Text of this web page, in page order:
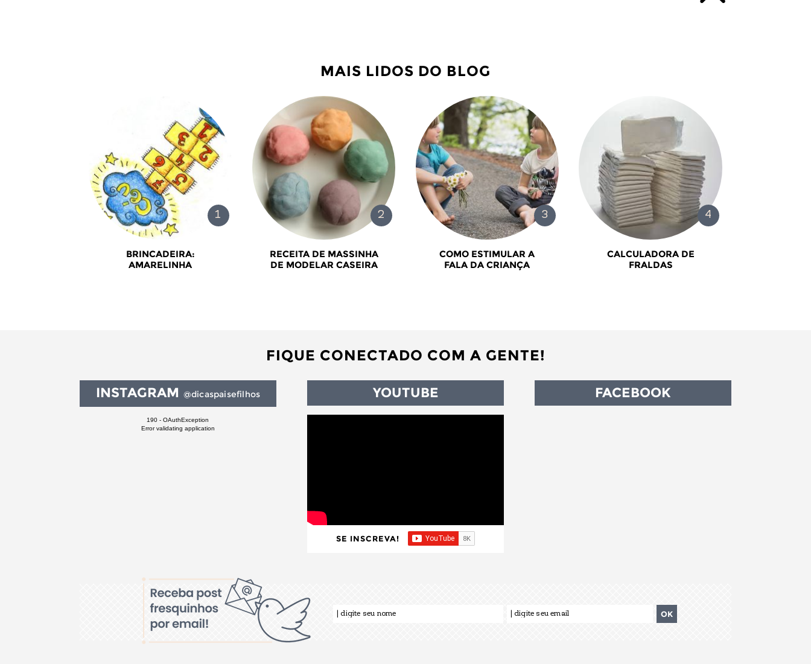
MAIS LIDOS DO BLOG
BRINCADEIRA:
AMARELINHA
RECEITA DE MASSINHA
DE MODELAR CASEIRA
COMO ESTIMULAR A
FALA DA CRIANÇA
CALCULADORA DE
FRALDAS
FIQUE CONECTADO COM A GENTE!
INSTAGRAM @dicaspaisefilhos
190 - OAuthException
Error validating application
YOUTUBE
SE INSCREVA!
FACEBOOK